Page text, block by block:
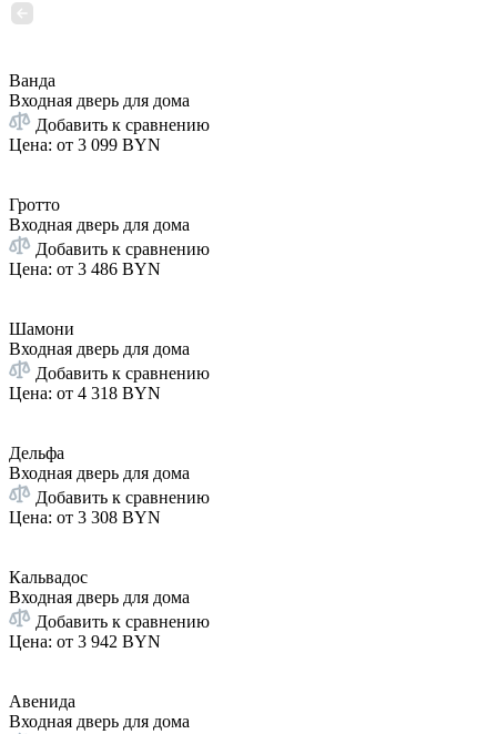
Ванда
Входная дверь для дома
Добавить к сравнению
Цена: от 3 099 BYN
Гротто
Входная дверь для дома
Добавить к сравнению
Цена: от 3 486 BYN
Шамони
Входная дверь для дома
Добавить к сравнению
Цена: от 4 318 BYN
Дельфа
Входная дверь для дома
Добавить к сравнению
Цена: от 3 308 BYN
Кальвадос
Входная дверь для дома
Добавить к сравнению
Цена: от 3 942 BYN
Авенида
Входная дверь для дома